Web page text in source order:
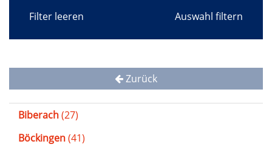
Filter leeren
Zurück
Biberach(27)
Böckingen(41)